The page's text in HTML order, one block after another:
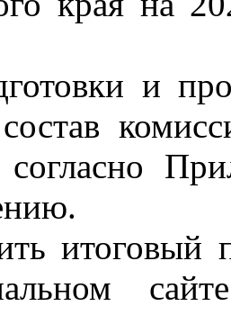
и
состав
согласно
итоговый